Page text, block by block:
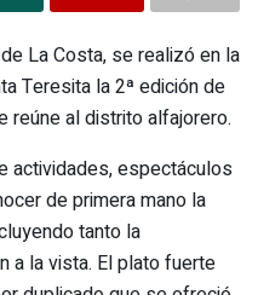
La Costa, se realizó en la
Teresita la 2ª edición de
reúne al distrito alfajorero.
actividades, espectáculos
de primera mano la
tanto la
a la vista. El plato fuerte